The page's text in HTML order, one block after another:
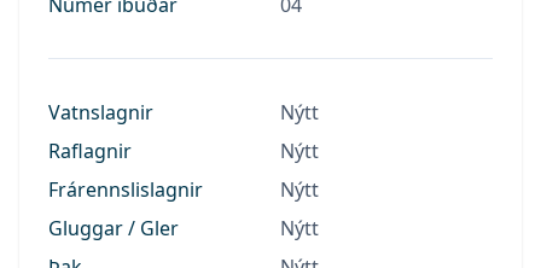
Vatnslagnir
Nýtt
Raflagnir
Nýtt
Frárennslislagnir
Nýtt
Gluggar / Gler
Nýtt